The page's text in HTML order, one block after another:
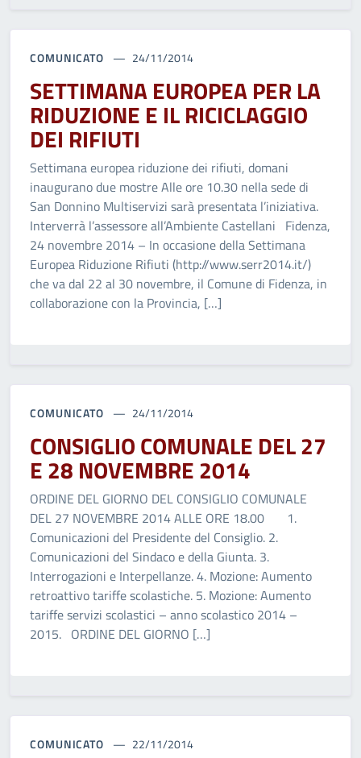
COMUNICATO 24/11/2014
SETTIMANA EUROPEA PER LA
RIDUZIONE E IL RICICLAGGIO
DEI RIFIUTI
Settimana europea riduzione dei rifiuti, domani
inaugurano due mostre Alle ore 10.30 nella sede di
San Donnino Multiservizi sarà presentata l’iniziativa.
Interverrà l’assessore all’Ambiente Castellani Fidenza,
24 novembre 2014 – In occasione della Settimana
Europea Riduzione Rifiuti (http://www.serr2014.it/)
che va dal 22 al 30 novembre, il Comune di Fidenza, in
collaborazione con la Provincia, […]
COMUNICATO 24/11/2014
CONSIGLIO COMUNALE DEL 27
E 28 NOVEMBRE 2014
ORDINE DEL GIORNO DEL CONSIGLIO COMUNALE
DEL 27 NOVEMBRE 2014 ALLE ORE 18.00 1.
Comunicazioni del Presidente del Consiglio. 2.
Comunicazioni del Sindaco e della Giunta. 3.
Interrogazioni e Interpellanze. 4. Mozione: Aumento
retroattivo tariffe scolastiche. 5. Mozione: Aumento
tariffe servizi scolastici – anno scolastico 2014 –
2015. ORDINE DEL GIORNO […]
COMUNICATO 22/11/2014